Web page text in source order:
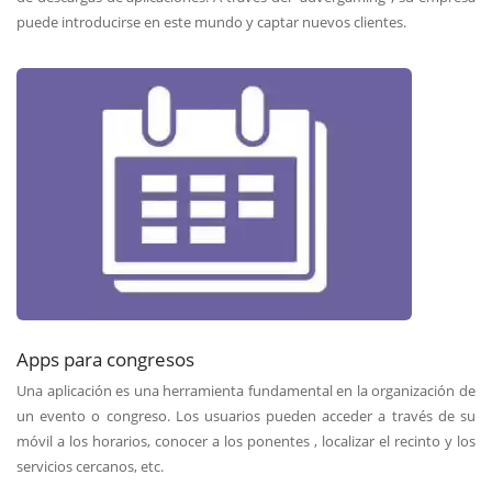
puede introducirse en este mundo y captar nuevos clientes.
Apps para congresos
Una aplicación es una herramienta fundamental en la organización de
un evento o congreso. Los usuarios pueden acceder a través de su
móvil a los horarios, conocer a los ponentes , localizar el recinto y los
servicios cercanos, etc.